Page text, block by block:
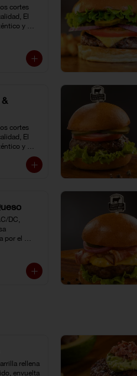
cortes
El
y
como
cortes
El
y
parrilla al
como
DC,
por el
rellena
envuelta